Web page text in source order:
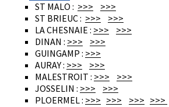
ST MALO : >>>
>>>
ST BRIEUC : >>>
>>>
LA CHESNAIE : >>>
>>>
DINAN : >>>
>>>
GUINGAMP : >>>
AURAY : >>>
>>>
MALESTROIT : >>>
>>>
JOSSELIN : >>>
>>>
PLOERMEL : >>> >>> >>> >>>